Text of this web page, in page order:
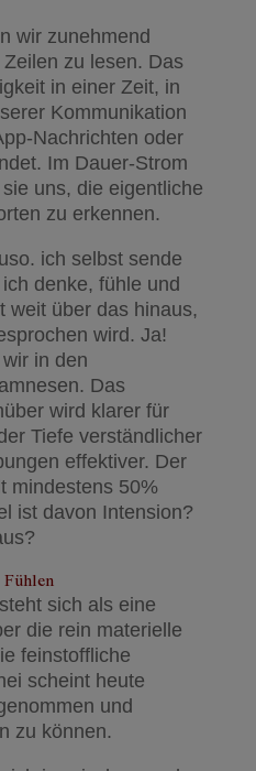
wir zunehmend
zu lesen. Das
in einer Zeit, in
Kommunikation
Nachrichten oder
Im Dauer-Strom
uns, die eigentliche
zu erkennen.
ich selbst sende
denke, fühle und
weit über das hinaus,
wird. Ja!
in den
Das
wird klarer für
Tiefe verständlicher
effektiver. Der
mindestens 50%
ist davon Intension?
sich als eine
die rein materielle
feinstoffliche
scheint heute
und
zu können.